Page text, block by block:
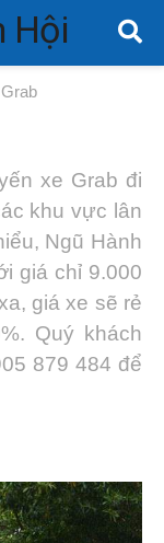
xe Grab đi
khu vực lân
Ngũ Hành
giá chỉ 9.000
giá xe sẽ rẻ
Quý khách
879 484 để